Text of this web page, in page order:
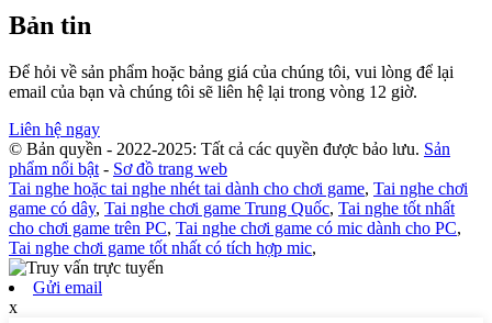
Bản tin
Để hỏi về sản phẩm hoặc bảng giá của chúng tôi, vui lòng để lại
email của bạn và chúng tôi sẽ liên hệ lại trong vòng 12 giờ.
Liên hệ ngay
© Bản quyền - 2022-2025: Tất cả các quyền được bảo lưu. Sản
phẩm nổi bật - Sơ đồ trang web
Tai nghe hoặc tai nghe nhét tai dành cho chơi game, Tai nghe chơi
game có dây, Tai nghe chơi game Trung Quốc, Tai nghe tốt nhất
cho chơi game trên PC, Tai nghe chơi game có mic dành cho PC,
Tai nghe chơi game tốt nhất có tích hợp mic,
Gửi email
x